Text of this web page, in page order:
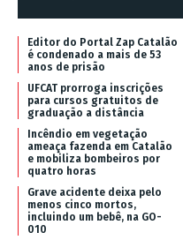
Editor do Portal Zap Catalão
é condenado a mais de 53
anos de prisão
UFCAT prorroga inscrições
para cursos gratuitos de
graduação a distância
Incêndio em vegetação
ameaça fazenda em Catalão
e mobiliza bombeiros por
quatro horas
Grave acidente deixa pelo
menos cinco mortos,
incluindo um bebê, na GO-
010